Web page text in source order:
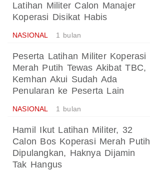
Latihan Militer Calon Manajer
Koperasi Disikat Habis
NASIONAL 1 bulan
Peserta Latihan Militer Koperasi
Merah Putih Tewas Akibat TBC,
Kemhan Akui Sudah Ada
Penularan ke Peserta Lain
NASIONAL 1 bulan
Hamil Ikut Latihan Militer, 32
Calon Bos Koperasi Merah Putih
Dipulangkan, Haknya Dijamin
Tak Hangus